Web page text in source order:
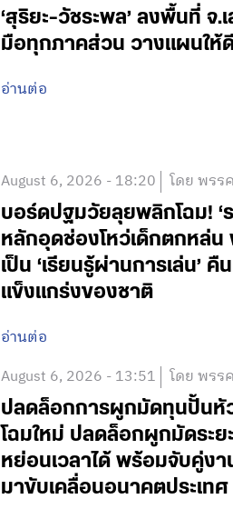
‘สุริยะ-วัชระพล’ ลงพื้นที่
มือทุกภาคส่วน วางแผนให้
อ่านต่อ
August 6, 2026 - 18:20 โดย พรร
บอร์ดปฐมวัยลุยพลิกโฉม! ‘
หลักอุดช่องโหว่เด็กตกหล่น
เป็น ‘เรียนรู้ผ่านการเล่น
แข็งแกร่งของชาติ
อ่านต่อ
August 6, 2026 - 13:51 โดย พรร
ปลดล็อกการผูกมัดทุนปั้นหั
โฉมใหม่ ปลดล็อกผูกมัดระย
หย่อนเวลาได้ พร้อมจับคู่งา
มาขับเคลื่อนอนาคตประเท